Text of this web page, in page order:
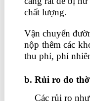
chất lượng.
Vận chuyển
nộp thêm các
thu phí, phí
b. Rủi ro do
Các rủi ro